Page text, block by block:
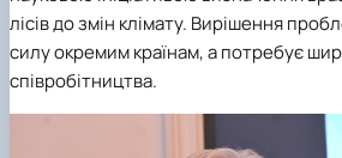
лісів до змін клімату. Вирішення
силу окремим країнам, а потребує
співробітництва.